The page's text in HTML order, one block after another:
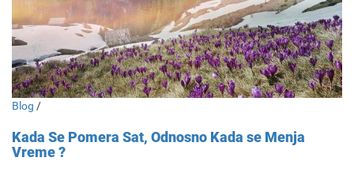
Blog /
Kada Se Pomera Sat, Odnosno Kada se Menja
Vreme ?